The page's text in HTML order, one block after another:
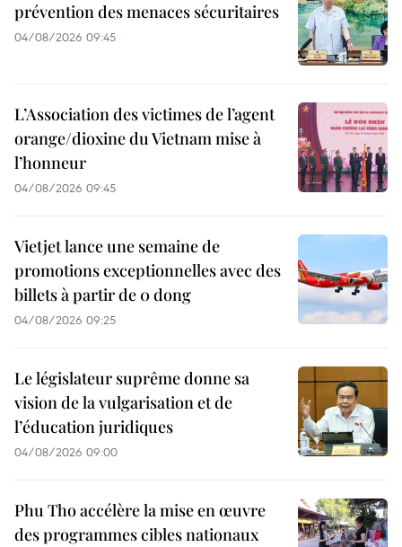
prévention des menaces sécuritaires
04/08/2026 09:45
L’Association des victimes de l’agent
orange/dioxine du Vietnam mise à
l’honneur
04/08/2026 09:45
Vietjet lance une semaine de
promotions exceptionnelles avec des
billets à partir de 0 dong
04/08/2026 09:25
Le législateur suprême donne sa
vision de la vulgarisation et de
l’éducation juridiques
04/08/2026 09:00
Phu Tho accélère la mise en œuvre
des programmes cibles nationaux